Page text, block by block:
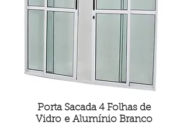
Porta Sacada 4 Folhas de
Vidro e Alumínio Branco